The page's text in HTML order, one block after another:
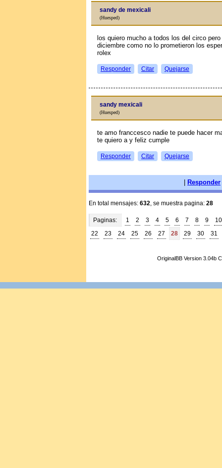
sandy de mexicali
(Huesped)
los quiero mucho a todos los del circo
diciembre como no lo prometieron los
rolex
Responder Citar Quejarse
sandy mexicali
(Huesped)
te amo franccesco nadie te puede hacer
te quiero a y feliz cumple
Responder Citar Quejarse
Responder
En total mensajes: 632, se muestra pagina: 28
Paginas: 1 2 3 4 5 6 7 8 9
10
22
23 24 25 26 27 28 29 30 31
OriginalBB Version 3.04b